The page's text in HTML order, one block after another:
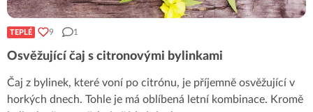
TEPLÉ 9 1
Osvěžující čaj s citronovými bylinkami
Čaj z bylinek, které voní po citrónu, je příjemně osvěžující v
horkých dnech. Tohle je má oblíbená letní kombinace. Kromě